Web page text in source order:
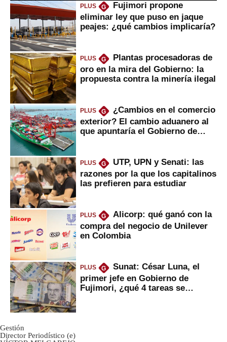
PLUS G
Fujimori propone
eliminar ley que puso en jaque
peajes: ¿qué cambios implicaría?
PLUS G
Plantas procesadoras de
oro en la mira del Gobierno: la
propuesta contra la minería ilegal
PLUS G
¿Cambios en el comercio
exterior? El cambio aduanero al
que apuntaría el Gobierno de
PLUS G
UTP, UPN y Senati: las
razones por la que los capitalinos
las prefieren para estudiar
PLUS G
Alicorp: qué ganó con la
compra del negocio de Unilever
en Colombia
PLUS G
Sunat: César Luna, el
primer jefe en Gobierno de
Fujimori, ¿qué 4 tareas se
Gestión
Director Periodístico (e)